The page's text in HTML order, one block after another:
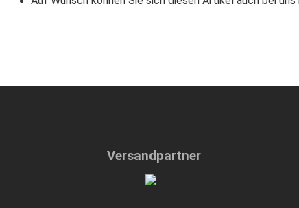
Versandpartner